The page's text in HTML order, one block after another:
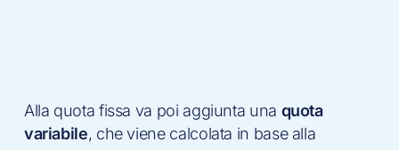
Alla quota fissa va poi aggiunta una quota
variabile, che viene calcolata in base alla